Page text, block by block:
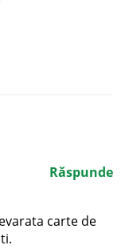
carte de
Răspunde